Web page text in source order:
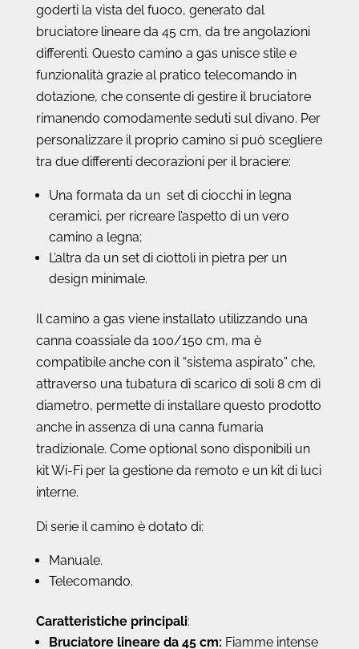
goderti la vista del fuoco, generato dal
bruciatore lineare da 45 cm, da tre angolazioni
differenti. Questo camino a gas unisce stile e
funzionalità grazie al pratico telecomando in
dotazione, che consente di gestire il bruciatore
rimanendo comodamente seduti sul divano. Per
personalizzare il proprio camino si può scegliere
tra due differenti decorazioni per il braciere:
Una formata da un set di ciocchi in legna
ceramici, per ricreare l’aspetto di un vero
camino a legna;
L’altra da un set di ciottoli in pietra per un
design minimale.
Il camino a gas viene installato utilizzando una
canna coassiale da 100/150 cm, ma è
compatibile anche con il “sistema aspirato” che,
attraverso una tubatura di scarico di soli 8 cm di
diametro, permette di installare questo prodotto
anche in assenza di una canna fumaria
tradizionale. Come optional sono disponibili un
kit Wi-Fi per la gestione da remoto e un kit di luci
interne.
Di serie il camino è dotato di:
Manuale.
Telecomando.
Caratteristiche principali:
Bruciatore lineare da 45 cm: Fiamme intense